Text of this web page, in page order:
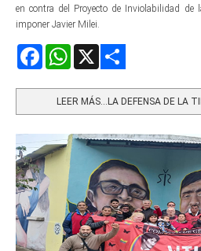
en contra del Proyecto de Inviolabilidad de
imponer Javier Milei.
FacebookWhatsApp
LEER MÁS…LA DEFENSA DE LA